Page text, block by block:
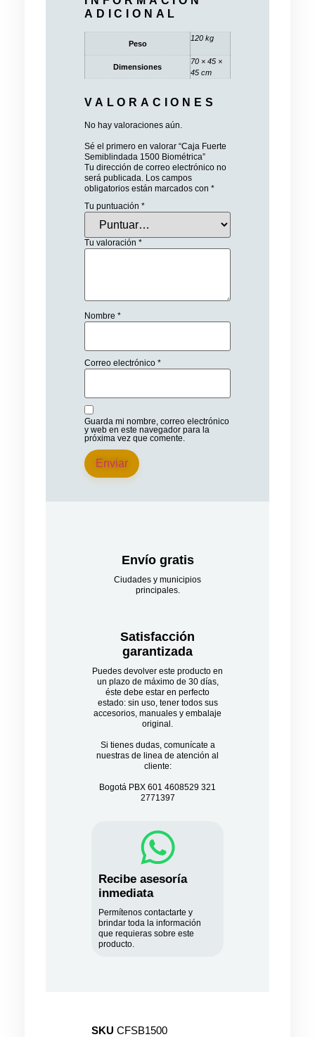
ADICIONAL
Peso
120 kg
Dimensiones
70 × 45 ×
45 cm
VALORACIONES
No hay valoraciones aún.
Sé el primero en valorar “Caja Fuerte
Semiblindada 1500 Biométrica”
Tu dirección de correo electrónico no
será publicada. Los campos
obligatorios están marcados con *
Tu puntuación *
Tu valoración *
Nombre *
Correo electrónico *
Guarda mi nombre, correo electrónico
y web en este navegador para la
próxima vez que comente.
Envío gratis
Ciudades y municipios
principales.
Satisfacción
garantizada​
Puedes devolver este producto en
un plazo de máximo de 30 días,
éste debe estar en perfecto
estado: sin uso, tener todos sus
accesorios, manuales y embalaje
original.
Si tienes dudas, comunícate a
nuestras de linea de atención al
cliente:
Bogotá PBX 601 4608529 321
2771397
Recibe asesoría
inmediata
Permítenos contactarte y
brindar toda la información
que requieras sobre este
producto.
SKU CFSB1500